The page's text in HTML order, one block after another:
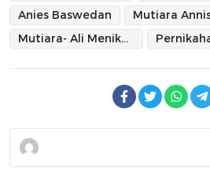
Anies Baswedan
Mutiara- Ali Menikah